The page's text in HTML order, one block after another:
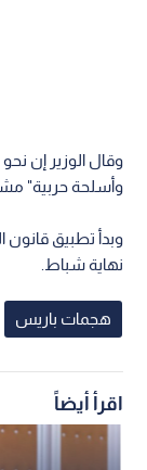
وقال الوزير إن
وأسلحة حربية"
نهاية شباط.
هجمات باريس
اقرأ أيضاً